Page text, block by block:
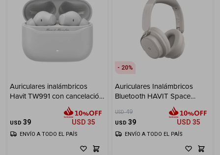
Auriculares inalámbricos
Havit TW991 con cancelación
USD 39 USD 35
ENVÍO A TODO EL PAÍS
20
Auriculares Inalámbricos
Bluetooth HAVIT Space
USD 49
USD 39 USD 35
ENVÍO A TODO EL PAÍS